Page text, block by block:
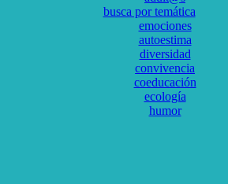
busca por temática
emociones
autoestima
diversidad
convivencia
coeducación
ecología
humor